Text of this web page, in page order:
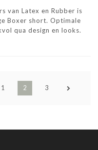
van Latex en Rubber is
Boxer short. Optimale
qua design en looks.
van extravagantie
1 2 3